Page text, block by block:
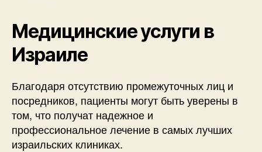
Медицинские услуги в
Израиле
Благодаря отсутствию промежуточных лиц и
посредников, пациенты могут быть уверены в
том, что получат надежное и
профессиональное лечение в самых лучших
израильских клиниках.